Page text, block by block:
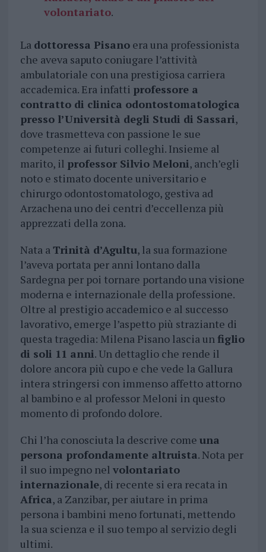
volontariato.
La dottoressa Pisanoera una professionista
che aveva saputo coniugare l’attività
ambulatoriale con una prestigiosa carriera
accademica. Era infatti professore a
contratto di clinica odontostomatologica
presso l’Università degli Studi di Sassari,
dove trasmetteva con passione le sue
competenze ai futuri colleghi. Insieme al
marito, il professor Silvio Meloni, anch’egli
noto e stimato docente universitario e
chirurgo odontostomatologo, gestiva ad
Arzachena uno dei centri d’eccellenza più
apprezzati della zona.
Nata aTrinità d’Agultu, la sua formazione
l’aveva portata per anni lontano dalla
Sardegna per poi tornare portando una visione
moderna e internazionale della professione.
Oltre al prestigio accademico e al successo
lavorativo, emerge l’aspetto più straziante di
questa tragedia: Milena Pisano lascia unfiglio
di soli 11 anni. Un dettaglio che rende il
dolore ancora più cupo e che vede la Gallura
intera stringersi con immenso affetto attorno
al bambino e al professor Meloni in questo
momento di profondo dolore.
Chi l’ha conosciuta la descrive come una
persona profondamente altruista. Nota per
il suo impegno nel volontariato
internazionale, di recente si era recata in
Africa, a Zanzibar, per aiutare in prima
persona i bambini meno fortunati, mettendo
la sua scienza e il suo tempo al servizio degli
ultimi.